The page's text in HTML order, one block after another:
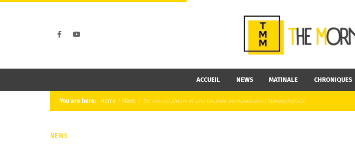
ACCUEIL NEWS MATINALE CHRONIQUES
You are here: Home / News / Un nouvel album et une tournée mondiale pour Stereophonics
NEWS